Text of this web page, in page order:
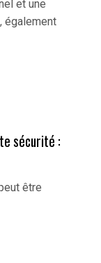
et une
également
sécurité :
être